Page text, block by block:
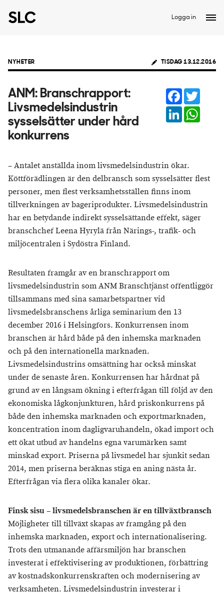
Logga in
NYHETER TISDAG 13.12.2016
ANM: ​Branschrapport:
Livsmedelsindustrin
sysselsätter under hård
konkurrens
Facebook
LinkedIn
– Antalet anställda inom livsmedelsindustrin ökar.
Köttförädlingen är den delbransch som sysselsätter flest
personer, men flest verksamhetsställen finns inom
tillverkningen av bageriprodukter. Livsmedelsindustrin
har en betydande indirekt sysselsättande effekt, säger
branschchef Leena Hyrylä från Närings-, trafik- och
miljöcentralen i Sydöstra Finland.
Resultaten framgår av en branschrapport om
livsmedelsindustrin som ANM Branschtjänst offentliggör
tillsammans med sina samarbetspartner vid
livsmedelsbranschens årliga seminarium den 13
december 2016 i Helsingfors. Konkurrensen inom
branschen är hård både på den inhemska marknaden
och på den internationella marknaden.
Livsmedelsindustrins omsättning har också minskat
under de senaste åren. Konkurrensen har hårdnat på
grund av en långsam ökning i efterfrågan till följd av den
ekonomiska lågkonjunkturen, hård priskonkurrens på
både den inhemska marknaden och exportmarknaden,
koncentration inom dagligvaruhandeln, ökad import och
ett ökat utbud av handelns egna varumärken samt
minskad export. Priserna på livsmedel har sjunkit sedan
2014, men priserna beräknas stiga en aning nästa år.
Efterfrågan via flera olika kanaler ökar.
Finsk sisu – livsmedelsbranschen är en tillväxtbransch
Möjligheter till tillväxt skapas av framgång på den
inhemska marknaden, export och internationalisering.
Trots den utmanande affärsmiljön har branschen
investerat i effektivisering av produktionen, förbättring
av kostnadskonkurrenskraften och modernisering av
verksamheten. Livsmedelsindustrin investerar i